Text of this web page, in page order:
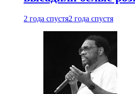
2 года спустя2 года спустя